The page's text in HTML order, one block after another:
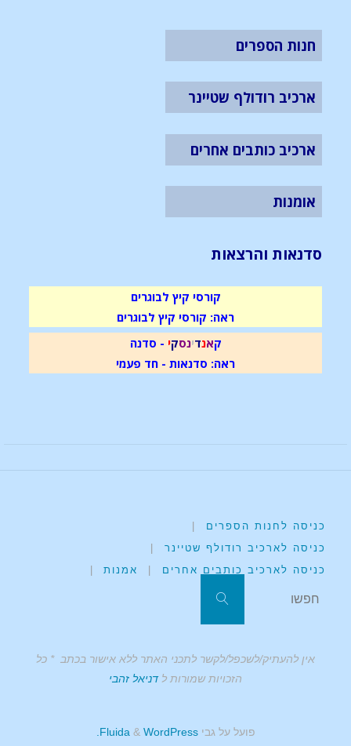
חנות הספרים
ארכיב רודולף שטיינר
ארכיב כותבים אחרים
אומנות
סדנאות והרצאות
קורסי קיץ לבוגרים
ראה: קורסי קיץ לבוגרים
קאנדינסקי - סדנה
ראה: סדנאות - חד פעמי
כניסה לחנות הספרים
|
כניסה לארכיב רודולף שטיינר
|
כניסה לארכיב כותבים אחרים
| אמנות |
אין להעתיק/לשכפל/לקשר לתכני האתר ללא אישור בכתב * כל
הזכויות שמורות לדניאל זהבי
פועל על גבי Fluida
& WordPress.